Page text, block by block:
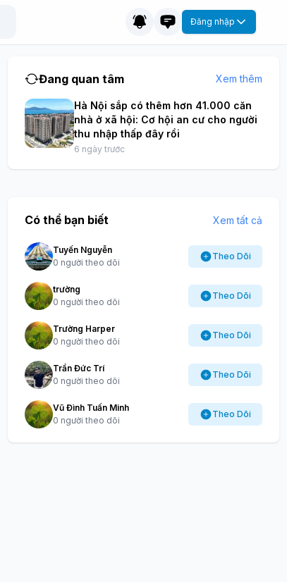
Đăng nhập
Đang quan tâm Xem thêm
Hà Nội sắp có thêm hơn 41.000 căn
nhà ở xã hội: Cơ hội an cư cho người
thu nhập thấp đây rồi
6 ngày trước
Có thể bạn biết Xem tất cả
Tuyến Nguyễn
0 người theo dõi
Theo Dõi
trường
0 người theo dõi
Theo Dõi
Trường Harper
0 người theo dõi
Theo Dõi
Trần Đức Trí
0 người theo dõi
Theo Dõi
Vũ Đình Tuấn Minh
0 người theo dõi
Theo Dõi